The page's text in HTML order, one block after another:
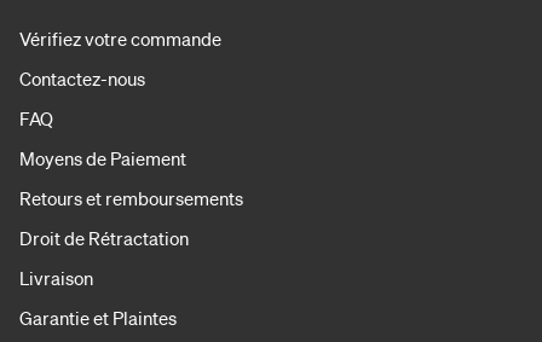
Vérifiez votre commande
Contactez-nous
FAQ
Moyens de Paiement
Retours et remboursements
Droit de Rétractation
Livraison
Garantie et Plaintes